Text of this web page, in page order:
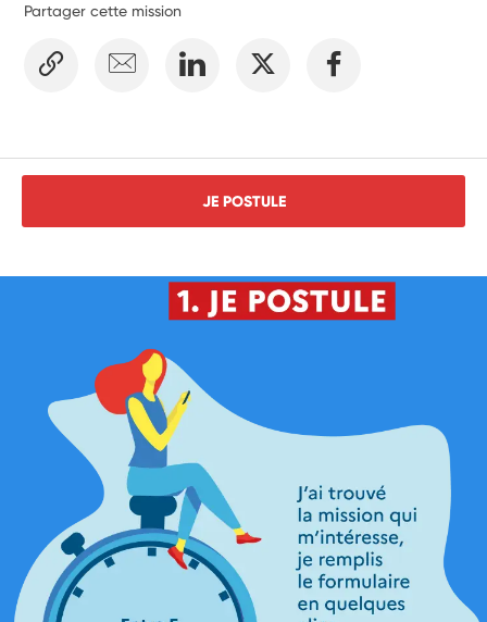
Partager cette mission
JE POSTULE